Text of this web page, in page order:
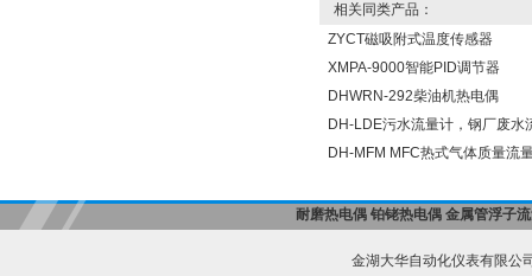
相关同类产品：
ZYCT磁吸附式温度传感器
XMPA-9000智能PID调节器
DHWRN-292柴油机热电偶
DH-LDE污水流量计，钢厂废水
DH-MFM MFC热式气体质量流
耐磨热电偶 铂铑热电偶 金属管浮子
金湖大华自动化仪表有限公